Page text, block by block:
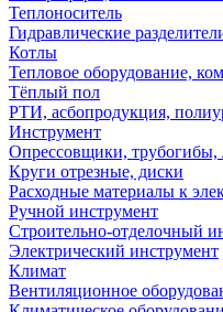
Теплоноситель
Гидравлические
Котлы
Тепловое оборудование,
Тёплый пол
РТИ, асбопродукция,
Инструмент
Опрессовщики, трубогибы,
Круги отрезные, диски
Расходные материалы к
Ручной инструмент
Строительно-отделочный
Электрический инструмент
Климат
Вентиляционное